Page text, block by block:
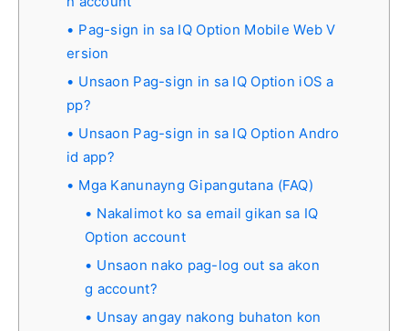
Pag-sign in sa IQ Option Mobile Web V
ersion
Unsaon Pag-sign in sa IQ Option iOS a
pp?
Unsaon Pag-sign in sa IQ Option Andro
id app?
Mga Kanunayng Gipangutana (FAQ)
Nakalimot ko sa email gikan sa IQ
Option account
Unsaon nako pag-log out sa akon
g account?
Unsay angay nakong buhaton kon